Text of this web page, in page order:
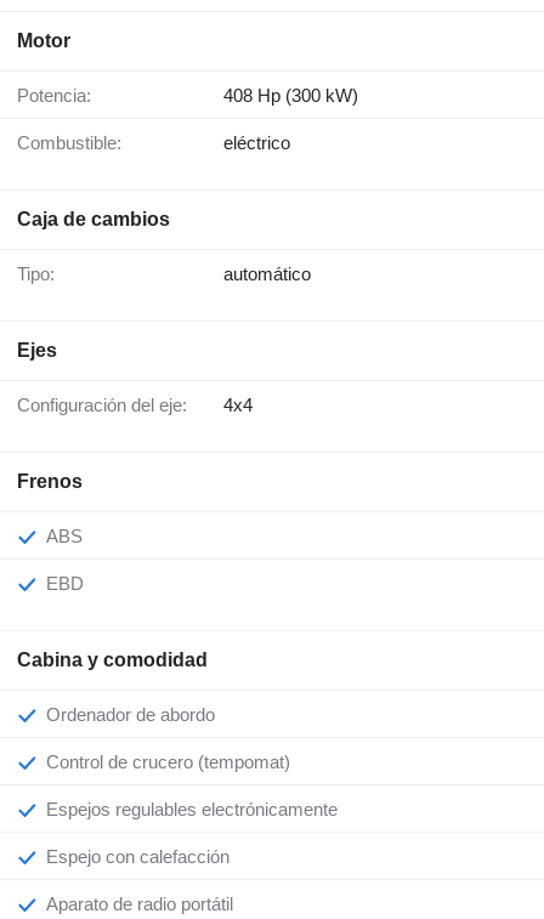
Motor
Potencia: 408 Hp (300 kW)
Combustible: eléctrico
Caja de cambios
Tipo: automático
Ejes
Configuración del eje: 4x4
Frenos
ABS
EBD
Cabina y comodidad
Ordenador de abordo
Control de crucero (tempomat)
Espejos regulables electrónicamente
Espejo con calefacción
Aparato de radio portátil